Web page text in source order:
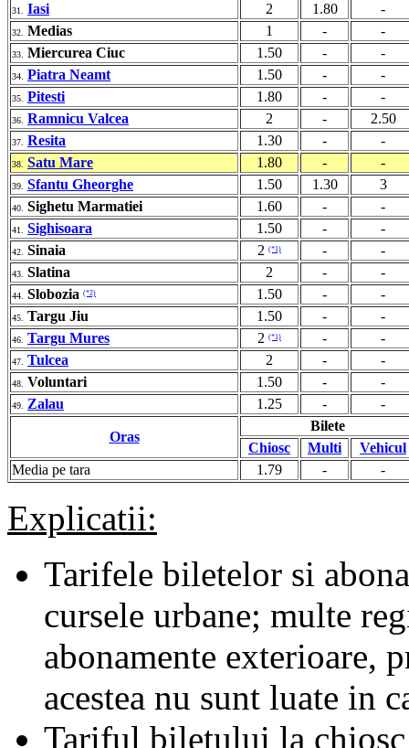
31. Iasi 2 1.80 -
32. Medias 1 - -
33. Miercurea Ciuc 1.50 - -
34. Piatra Neamt 1.50 - -
35. Pitesti 1.80 - -
36. Ramnicu Valcea 2 - 2.50
37. Resita 1.30 - -
38. Satu Mare 1.80 - -
39. Sfantu Gheorghe 1.50 1.30 3
40. Sighetu Marmatiei 1.60 - -
41. Sighisoara 1.50 - -
42. Sinaia 2 (*1) - -
43. Slatina 2 - -
44. Slobozia (*2) 1.50 - -
45. Targu Jiu 1.50 - -
46. Targu Mures 2 (*1) - -
47. Tulcea 2 - -
48. Voluntari 1.50 - -
49. Zalau 1.25 - -
Oras
Bilete
Chiosc
Multi
Vehicul
Media pe tara
1.79 - -
Explicatii:
Tarifele biletelor si
cursele urbane; multe
abonamente exterioare,
acestea nu sunt luate in
Tariful biletului la